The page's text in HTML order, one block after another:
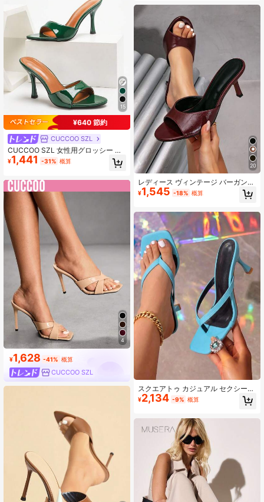
15
¥640 節約
CUCCOO SZL
CUCCOO SZL 女性用グロッシー ハ
イヒール スライドサンダル、日常
着、パーティー、イベントなどに適
¥1,441 -31% 概算
4
¥1,628 -41% 概算
CUCCOO SZL
20
レディース ヴィンテージ バーガンデ
ィ スティレット ハイヒールシューズ
エレガント ラウンドトゥ スムースア
ッションハイヒールサンダル
¥1,545 -18% 概算
スクエアトゥ カジュアル セクシー
万能 パーティー ブルー ストラップ
トングサンダル スリッポン レディー
レディースシューズ
¥2,134 -9% 概算